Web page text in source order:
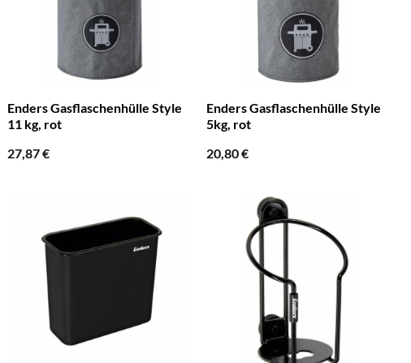
Enders Gasflaschenhülle Style
11 kg, rot
27,87€
Enders Gasflaschenhülle Style
5kg, rot
20,80€